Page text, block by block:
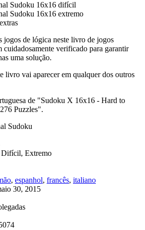
Sudoku 16x16 difícil
Sudoku 16x16 extremo
jogos de lógica neste livro de jogos
verificado para garantir
uma solução.
livro vai aparecer em qualquer dos outros
de "Sudoku X 16x16 - Hard to
Puzzles".
Sudoku
Difícil, Extremo
, espanhol, francês, italiano
30, 2015